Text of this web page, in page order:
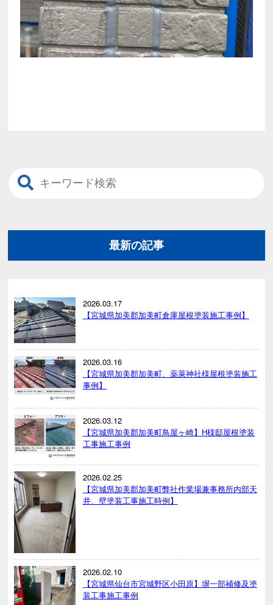
最新の記事
2026.03.17
【宮城県加美郡加美町倉庫屋根塗装施工事例】
2026.03.16
【宮城県加美郡加美町、薬萊神社様屋根塗装施工
事例】
2026.03.12
【宮城県加美郡加美町鳥屋ヶ崎】H様邸屋根塗装
工事施工事例
2026.02.25
【宮城県加美郡加美町弊社作業場兼事務所内部天
井、壁塗装工事施工時例】
2026.02.10
【宮城県仙台市宮城野区小田原】塀一部補修及塗
装工事施工事例